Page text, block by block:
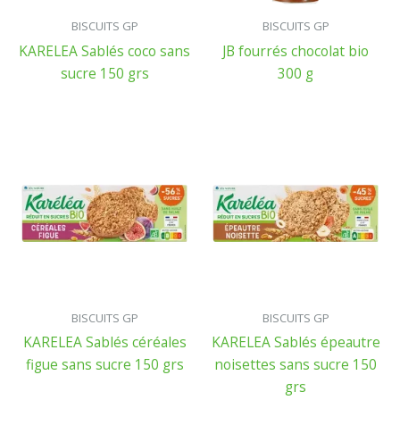
BISCUITS GP
KARELEA Sablés coco sans
sucre 150 grs
BISCUITS GP
JB fourrés chocolat bio
300 g
BISCUITS GP
KARELEA Sablés céréales
figue sans sucre 150 grs
BISCUITS GP
KARELEA Sablés épeautre
noisettes sans sucre 150
grs